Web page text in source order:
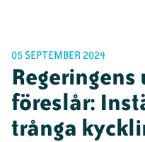
05 SEPTEMBER 2024
föreslår:
trånga